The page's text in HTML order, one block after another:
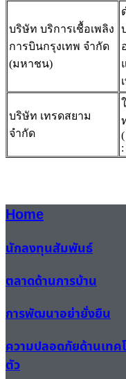
บริษัท บริการเชื้อเพลิง
การบินกรุงเทพ จำกัด
(มหาชน)
บริษัท เทรดสยาม
จำกัด
Home
นักลงทุนสัมพันธ์
ตลาดด้านการบ้าน
การพัฒนาอย่ายั่งยืน
ความปลอดภัยด้านเทค
ตัว